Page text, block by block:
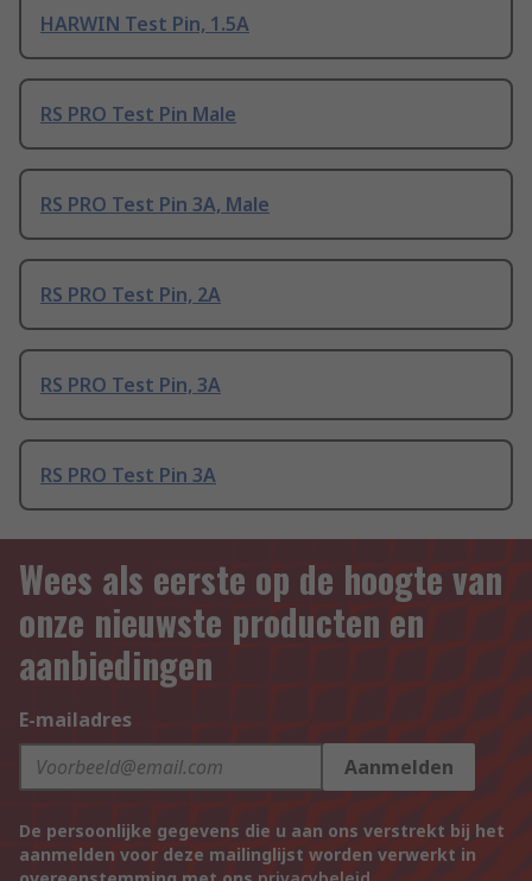
HARWIN Test Pin, 1.5A
RS PRO Test Pin Male
RS PRO Test Pin 3A, Male
RS PRO Test Pin, 2A
RS PRO Test Pin, 3A
RS PRO Test Pin 3A
Wees als eerste op de hoogte van
onze nieuwste producten en
aanbiedingen
E-mailadres
Aanmelden
De persoonlijke gegevens die u aan ons verstrekt bij het
aanmelden voor deze mailinglijst worden verwerkt in